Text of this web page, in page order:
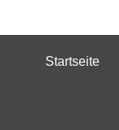
Startseite